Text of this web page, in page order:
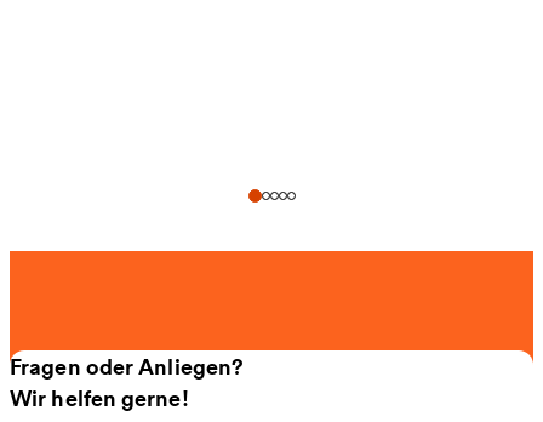
Fragen oder Anliegen?
Wir helfen gerne!